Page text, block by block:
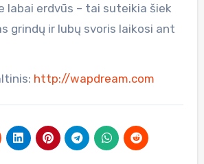
labai erdvūs – tai suteikia šiek
grindų ir lubų svoris laikosi ant
http://wapdream.com